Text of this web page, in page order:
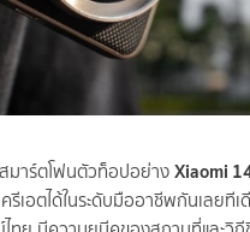
มาร์ตโฟนตัวท็อปอย่างXiaomi
เอตได้ในระดับมืออาชีพกันเลยที